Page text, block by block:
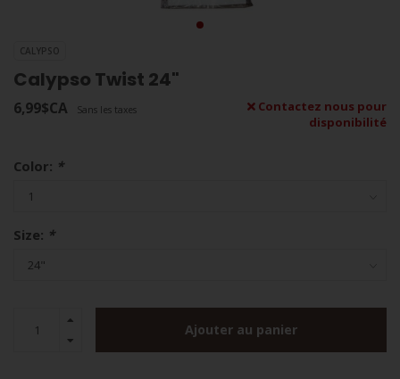
CALYPSO
Calypso Twist 24"
6,99$CA Sans les taxes
Contactez nous pour
disponibilité
Color: *
Size: *
Ajouter au panier